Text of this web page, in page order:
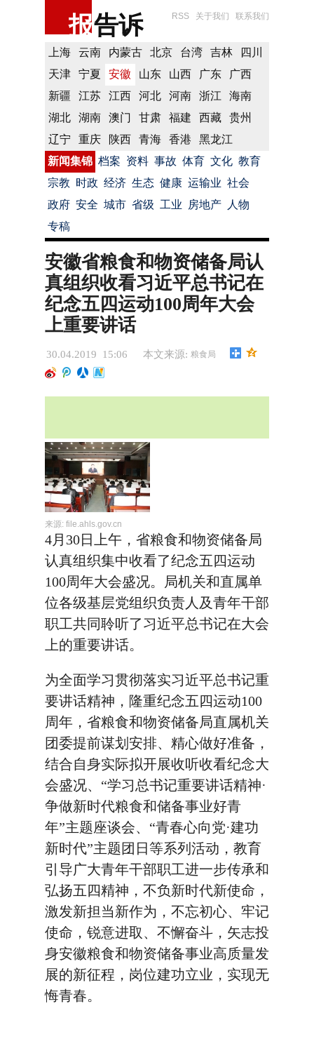
报告诉 RSS 关于我们 联系我们
上海 云南 内蒙古 北京 台湾 吉林
四川
天津
宁夏 安徽 山东 山西 广东
广西
新疆
江苏 江西 河北 河南 浙江
海南
湖北
湖南 澳门 甘肃 福建 西藏
贵州
辽宁
重庆 陕西 青海 香港
黑龙江
新闻集锦 档案 资料 事故 体育 文化 教育
宗教 时政 经济 生态 健康 运输业 社会
政府 安全 城市 省级 工业 房地产
人物
专稿
安徽省粮食和物资储备局认
真组织收看习近平总书记在
纪念五四运动100周年大会
上重要讲话
30.04.2019 15:06 本文来源: 粮食局
来源: file.ahls.gov.cn
4月30日上午，省粮食和物资储备局
认真组织集中收看了纪念五四运动
100周年大会盛况。局机关和直属单
位各级基层党组织负责人及青年干部
职工共同聆听了习近平总书记在大会
上的重要讲话。
为全面学习贯彻落实习近平总书记重
要讲话精神，隆重纪念五四运动100
周年，省粮食和物资储备局直属机关
团委提前谋划安排、精心做好准备，
结合自身实际拟开展收听收看纪念大
会盛况、“学习总书记重要讲话精神·
争做新时代粮食和储备事业好青
年”主题座谈会、“青春心向党·建功
新时代”主题团日等系列活动，教育
引导广大青年干部职工进一步传承和
弘扬五四精神，不负新时代新使命，
激发新担当新作为，不忘初心、牢记
使命，锐意进取、不懈奋斗，矢志投
身安徽粮食和物资储备事业高质量发
展的新征程，岗位建功立业，实现无
悔青春。